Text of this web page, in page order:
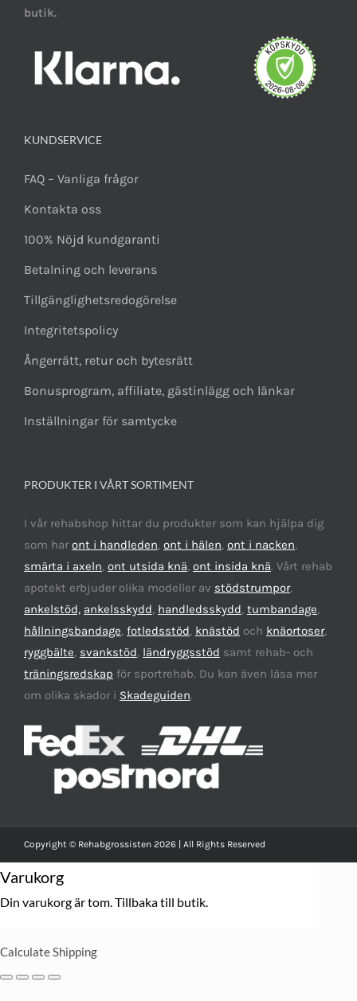
butik.
KUNDSERVICE
FAQ – Vanliga frågor
Kontakta oss
100% Nöjd kundgaranti
Betalning och leverans
Tillgänglighetsredogörelse
Integritetspolicy
Ångerrätt, retur och bytesrätt
Bonusprogram, affiliate, gästinlägg och länkar
Inställningar för samtycke
PRODUKTER I VÅRT SORTIMENT
I vår rehabshop hittar du produkter som kan hjälpa dig
som haront i handleden, ont i hälen, ont i nacken,
smärta i axeln, ont utsida knä, ont insida knä. Vårt rehab
apotekt erbjuder olika modeller av stödstrumpor,
ankelstöd, ankelsskydd, handledsskydd, tumbandage,
hållningsbandage, fotledsstöd, knästöd och knäortoser,
ryggbälte, svankstöd, ländryggsstöd samt rehab- och
träningsredskap för sportrehab. Du kan även läsa mer
om olika skador i Skadeguiden.
Copyright © Rehabgrossisten 2026 | All Rights Reserved
Varukorg
Din varukorg är tom.Tillbaka till butik.
Calculate Shipping